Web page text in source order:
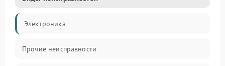
Электроника
Прочие неисправности